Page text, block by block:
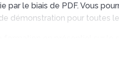
par le biais de PDF. Vous
démonstration pour toutes
nous vous conseillons de